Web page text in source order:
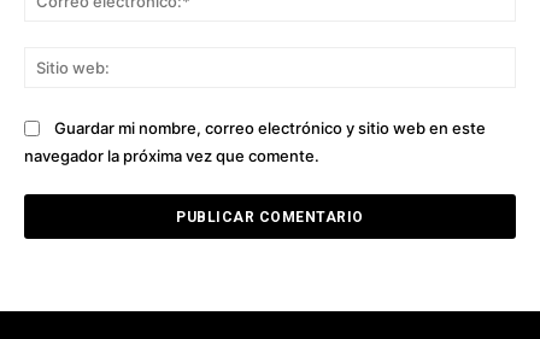
Guardar mi nombre, correo electrónico y sitio web en este
navegador la próxima vez que comente.